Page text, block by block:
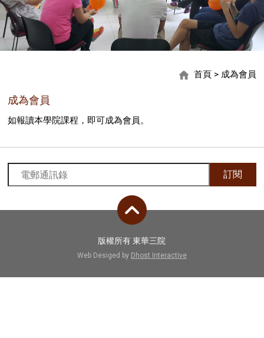
首頁> 成為會員
成為會員
如報讀本學院課程，即可成為會員。
訂閱
版權所有 東華三院
Web Desiged by Dhost Interactive